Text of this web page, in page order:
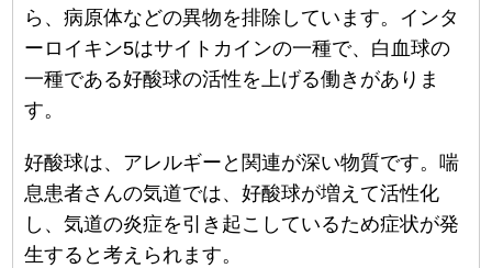
ら、病原体などの異物を排除しています。インタ
ーロイキン5はサイトカインの一種で、白血球の
一種である好酸球の活性を上げる働きがありま
す。
好酸球は、アレルギーと関連が深い物質です。喘
息患者さんの気道では、好酸球が増えて活性化
し、気道の炎症を引き起こしているため症状が発
生すると考えられます。